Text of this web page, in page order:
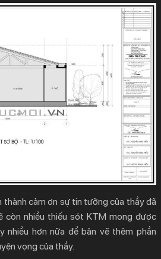
thành cảm ơn sự tin tưởng của thầy đã
còn nhiều thiếu sót KTM mong được
nhiều hơn nữa để bản vẽ thêm phần
vọng của thầy.